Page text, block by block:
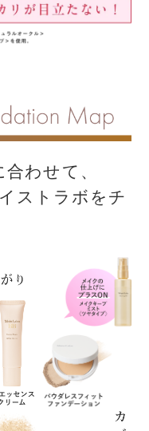
わせて、
ストラボをチ